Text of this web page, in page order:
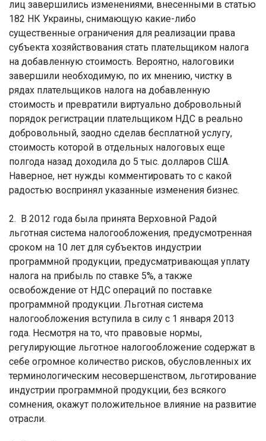
лиц завершились изменениями, внесенными в статью
182 НК Украины, снимающую какие-либо
существенные ограничения для реализации права
субъекта хозяйствования стать плательщиком налога
на добавленную стоимость. Вероятно, налоговики
завершили необходимую, по их мнению, чистку в
рядах плательщиков налога на добавленную
стоимость и превратили виртуально добровольный
порядок регистрации плательщиком НДС в реально
добровольный, заодно сделав бесплатной услугу,
стоимость которой в отдельных налоговых еще
полгода назад доходила до 5 тыс. долларов США.
Наверное, нет нужды комментировать то с какой
радостью воспринял указанные изменения бизнес.
2. В 2012 года была принята Верховной Радой
льготная система налогообложения, предусмотренная
сроком на 10 лет для субъектов индустрии
программной продукции, предусматривающая уплату
налога на прибыль по ставке 5%, а также
освобождение от НДС операций по поставке
программной продукции. Льготная система
налогообложения вступила в силу с 1 января 2013
года. Несмотря на то, что правовые нормы,
регулирующие льготное налогообложение содержат в
себе огромное количество рисков, обусловленных их
терминологическим несовершенством, льготирование
индустрии программной продукции, без всякого
сомнения, окажут положительное влияние на развитие
отрасли.